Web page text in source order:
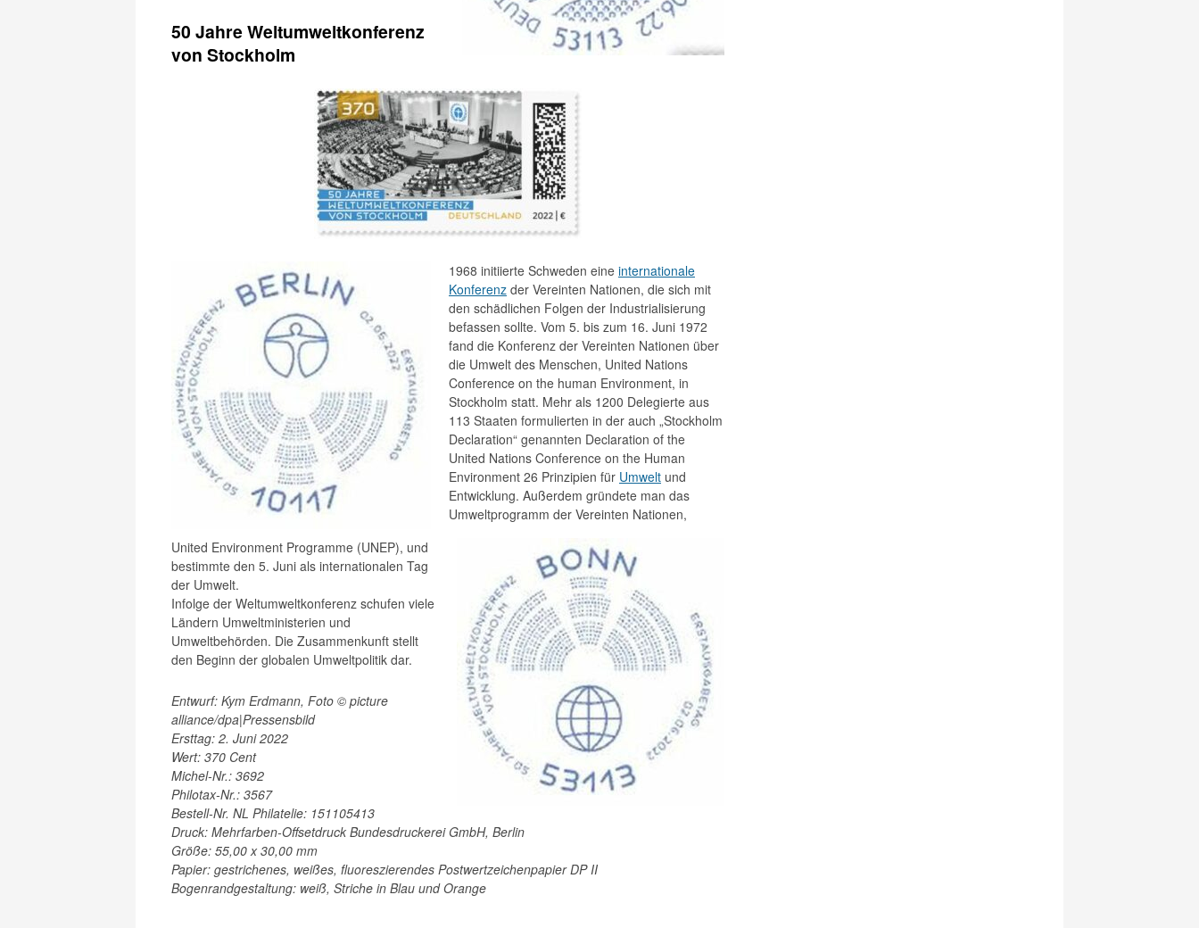
50 Jahre Weltumweltkonferenz
von Stockholm
1968 initiierte Schweden eine internationale
Konferenz der Vereinten Nationen, die sich mit
den schädlichen Folgen der Industrialisierung
befassen sollte. Vom 5. bis zum 16. Juni 1972
fand die Konferenz der Vereinten Nationen über
die Umwelt des Menschen, United Nations
Conference on the human Environment, in
Stockholm statt. Mehr als 1200 Delegierte aus
113 Staaten formulierten in der auch „Stockholm
Declaration“ genannten Declaration of the
United Nations Conference on the Human
Environment 26 Prinzipien für Umwelt und
Entwicklung. Außerdem gründete man das
Umweltprogramm der Vereinten Nationen,
United Environment Programme (UNEP), und
bestimmte den 5. Juni als internationalen Tag
der Umwelt.
Infolge der Weltumweltkonferenz schufen viele
Ländern Umweltministerien und
Umweltbehörden. Die Zusammenkunft stellt
den Beginn der globalen Umweltpolitik dar.
Entwurf: Kym Erdmann, Foto © picture
alliance/dpa|Pressensbild
Ersttag: 2. Juni 2022
Wert: 370 Cent
Michel-Nr.: 3692
Philotax-Nr.: 3567
Bestell-Nr. NL Philatelie: 151105413
Druck: Mehrfarben-Offsetdruck Bundesdruckerei GmbH, Berlin
Größe: 55,00 x 30,00 mm
Papier: gestrichenes, weißes, fluoreszierendes Postwertzeichenpapier DP II
Bogenrandgestaltung: weiß, Striche in Blau und Orange